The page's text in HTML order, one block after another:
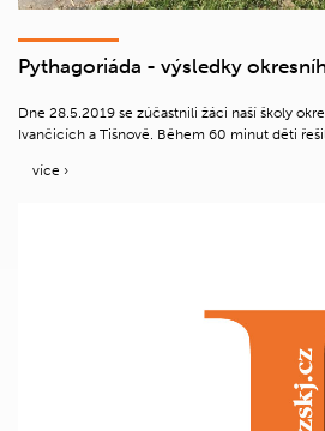
Pythagoriáda - výsledky
Dne 28.5.2019 se zúčastnili žáci naší školy
Ivančicích a Tišnově. Během 60 minut děti
více ›